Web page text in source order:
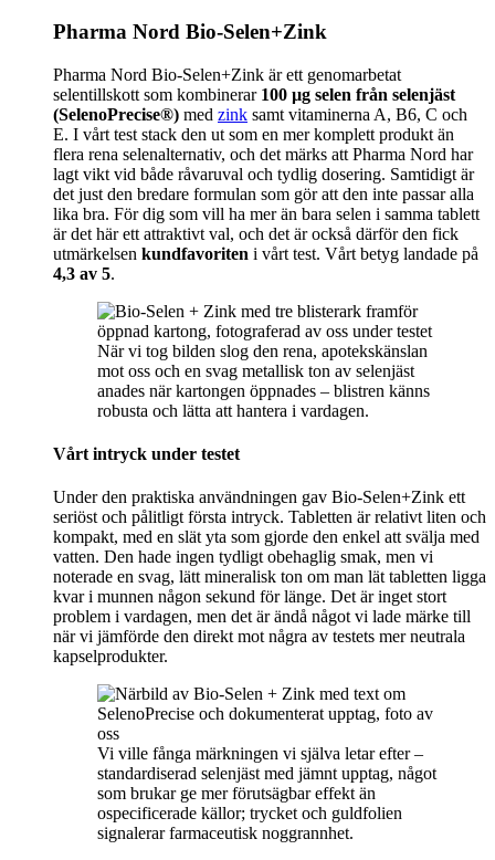
Pharma Nord Bio-Selen+Zink
Pharma Nord Bio-Selen+Zink är ett genomarbetat
selentillskott som kombinerar 100 µg selen från selenjäst
(SelenoPrecise®) med zink samt vitaminerna A, B6, C och
E. I vårt test stack den ut som en mer komplett produkt än
flera rena selenalternativ, och det märks att Pharma Nord har
lagt vikt vid både råvaruval och tydlig dosering. Samtidigt är
det just den bredare formulan som gör att den inte passar alla
lika bra. För dig som vill ha mer än bara selen i samma tablett
är det här ett attraktivt val, och det är också därför den fick
utmärkelsen kundfavoriten i vårt test. Vårt betyg landade på
4,3 av 5.
När vi tog bilden slog den rena, apotekskänslan
mot oss och en svag metallisk ton av selenjäst
anades när kartongen öppnades – blistren känns
robusta och lätta att hantera i vardagen.
Vårt intryck under testet
Under den praktiska användningen gav Bio-Selen+Zink ett
seriöst och pålitligt första intryck. Tabletten är relativt liten och
kompakt, med en slät yta som gjorde den enkel att svälja med
vatten. Den hade ingen tydligt obehaglig smak, men vi
noterade en svag, lätt mineralisk ton om man lät tabletten ligga
kvar i munnen någon sekund för länge. Det är inget stort
problem i vardagen, men det är ändå något vi lade märke till
när vi jämförde den direkt mot några av testets mer neutrala
kapselprodukter.
Vi ville fånga märkningen vi själva letar efter –
standardiserad selenjäst med jämnt upptag, något
som brukar ge mer förutsägbar effekt än
ospecificerade källor; trycket och guldfolien
signalerar farmaceutisk noggrannhet.